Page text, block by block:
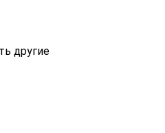
другие